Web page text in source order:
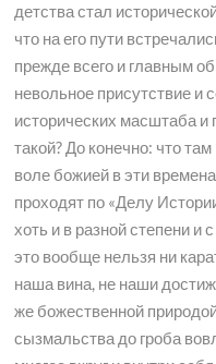
детства стал
что на его пути
прежде всего и главным
невольное присутствие и
исторических масштаба и
такой? До конечно: что
воле божией в эти
проходят по «Делу
хоть и в разной степени и
это вообще нельзя ни
наша вина, не наши
же божественной
сызмальства до гроба